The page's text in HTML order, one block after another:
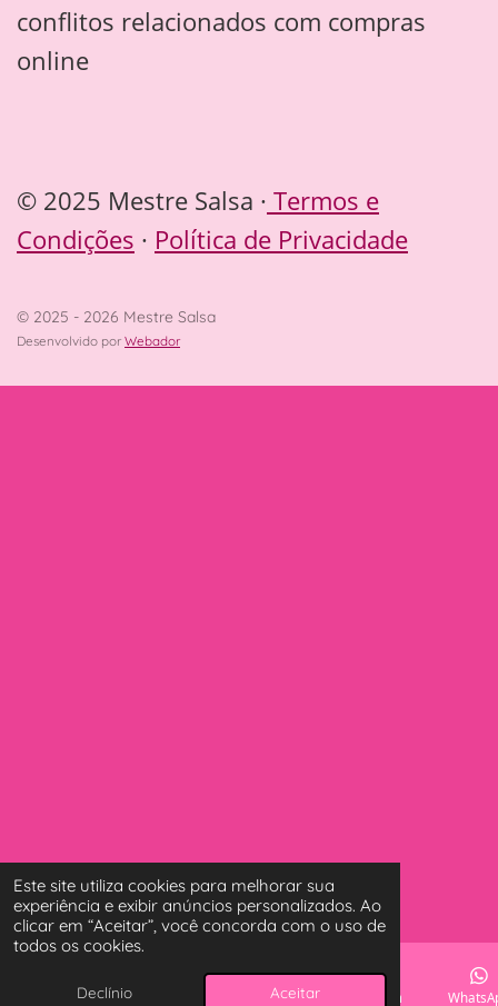
Este site utiliza cookies para melhorar sua
experiência e exibir anúncios personalizados. Ao
clicar em “Aceitar”, você concorda com o uso de
todos os cookies.
Declínio Aceitar
conflitos relacionados com compras
online
© 2025 Mestre Salsa · Termos e
Condições · Política de Privacidade
© 2025 - 2026 Mestre Salsa
Desenvolvido por Webador
E-mail Mapa Instagram